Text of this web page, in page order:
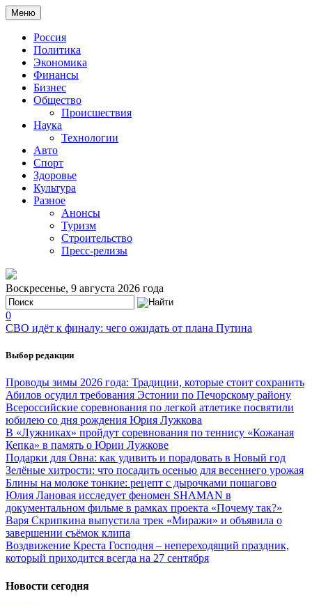
Меню
Россия
Политика
Экономика
Финансы
Бизнес
Общество
Происшествия
Наука
Технологии
Авто
Спорт
Здоровье
Культура
Разное
Анонсы
Туризм
Строительство
Пресс-релизы
Воскресенье, 9 августа 2026 года
0
СВО идёт к финалу: чего ожидать от плана Путина
Выбор редакции
Проводы зимы 2026 года: Традиции, которые стоит сохранить
Абилов осудил требования Эстонии по Печорскому району
Всероссийские соревнования по легкой атлетике посвятили
юбилею со дня рождения Юрия Лужкова
В «Лужниках» пройдут соревнования по теннису «Кожаная
Кепка» в память о Юрии Лужкове
Подарки для Овна: как удивить и порадовать в Новый год
Зелёные хитрости: что посадить осенью для весеннего урожая
Блины на молоке тонкие: рецепт с дырочками пошагово
Юлия Лановая исследует феномен SHAMAN в
документальном фильме в рамках проекта «Почему так?»
Варя Скрипкина выпустила трек «Миражи» и объявила о
завершении съёмок клипа
Воздвижение Креста Господня – непереходящий праздник,
который приходится всегда на 27 сентября
Новости сегодня